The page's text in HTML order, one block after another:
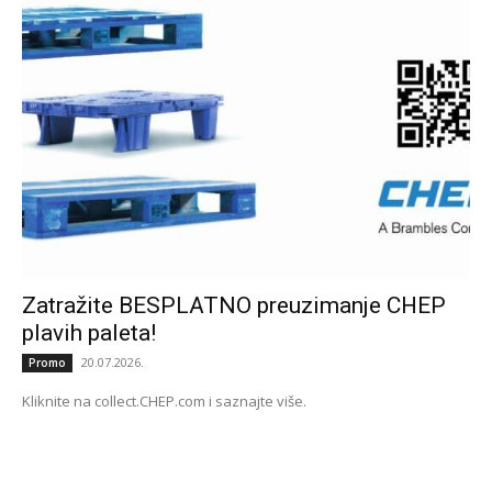
Zatražite BESPLATNO preuzimanje CHEP
plavih paleta!
Promo 20.07.2026.
Kliknite na collect.CHEP.com i saznajte više.